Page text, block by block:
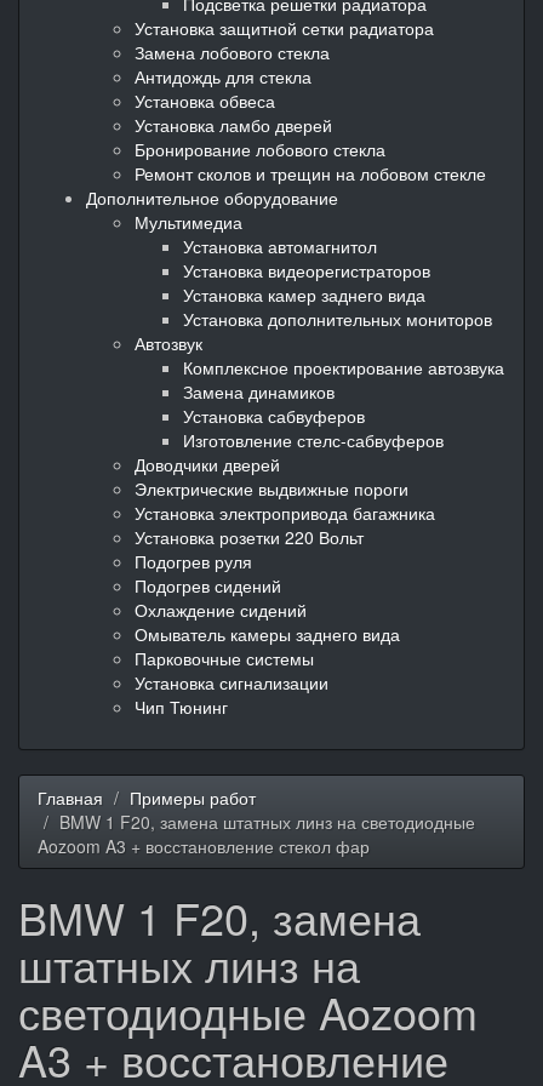
Установка защитной сетки радиатора
Замена лобового стекла
Антидождь для стекла
Установка обвеса
Установка ламбо дверей
Бронирование лобового стекла
Ремонт сколов и трещин на лобовом стекле
Дополнительное оборудование
Мультимедиа
Установка автомагнитол
Установка видеорегистраторов
Установка камер заднего вида
Установка дополнительных мониторов
Автозвук
Комплексное проектирование автозвука
Замена динамиков
Установка сабвуферов
Изготовление стелс-сабвуферов
Доводчики дверей
Электрические выдвижные пороги
Установка электропривода багажника
Установка розетки 220 Вольт
Подогрев руля
Подогрев сидений
Охлаждение сидений
Омыватель камеры заднего вида
Парковочные системы
Установка сигнализации
Чип Тюнинг
Главная
Примеры работ
BMW 1 F20, замена штатных линз на светодиодные
Aozoom A3 + восстановление стекол фар
BMW 1 F20, замена
штатных линз на
светодиодные Aozoom
A3 + восстановление